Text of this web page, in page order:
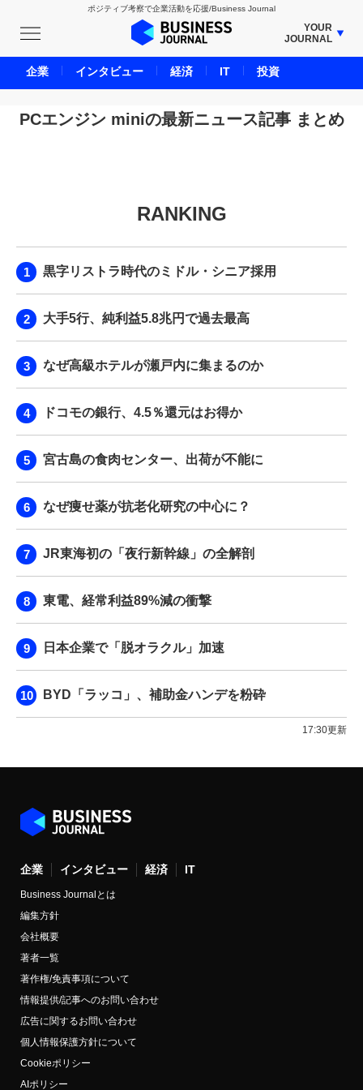
ポジティブ考察で企業活動を応援/Business Journal
YOUR
JOURNAL
BUSINESS JOURNAL
UNICORN JOURNAL
CARBON CREDITS JOURNAL
LIFE ENDING JOURNAL
BPaaS JOURNAL
PCエンジン miniの最新ニュース記事 まとめ
RANKING
黒字リストラ時代のミドル・シニア採用
大手5行、純利益5.8兆円で過去最高
なぜ高級ホテルが瀬戸内に集まるのか
ドコモの銀行、4.5％還元はお得か
宮古島の食肉センター、出荷が不能に
なぜ痩せ薬が抗老化研究の中心に？
JR東海初の「夜行新幹線」の全解剖
東電、経常利益89%減の衝撃
日本企業で「脱オラクル」加速
BYD「ラッコ」、補助金ハンデを粉砕
17:30更新
企業 インタビュー 経済 IT
Business Journalとは
編集方針
会社概要
著者一覧
著作権/免責事項について
情報提供/記事へのお問い合わせ
広告に関するお問い合わせ
個人情報保護方針について
Cookieポリシー
AIポリシー
企業 インタビュー 経済 IT 投資